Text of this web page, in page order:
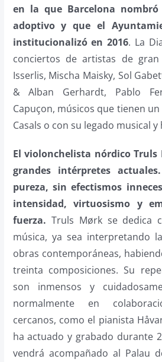
en la que Barcelona
adoptivo y que el
institucionalizó en 2016. La
conciertos de artistas de
Isserlis, Mischa Maisky, Sol
& Alban Gerhardt, Pablo
Capuçon, músicos que tienen
Casals o con su legado musical
El violonchelista nórdico Truls
grandes intérpretes
pureza, sin efectismos
intensidad, virtuosismo y
fuerza. Truls Mørk se dedica
música, ya sea interpretando
obras contemporáneas,
treinta composiciones. Su
son inmensos y
normalmente en
cercanos, como el pianista
ha actuado y grabado durante
vendrá acompañado al Palau